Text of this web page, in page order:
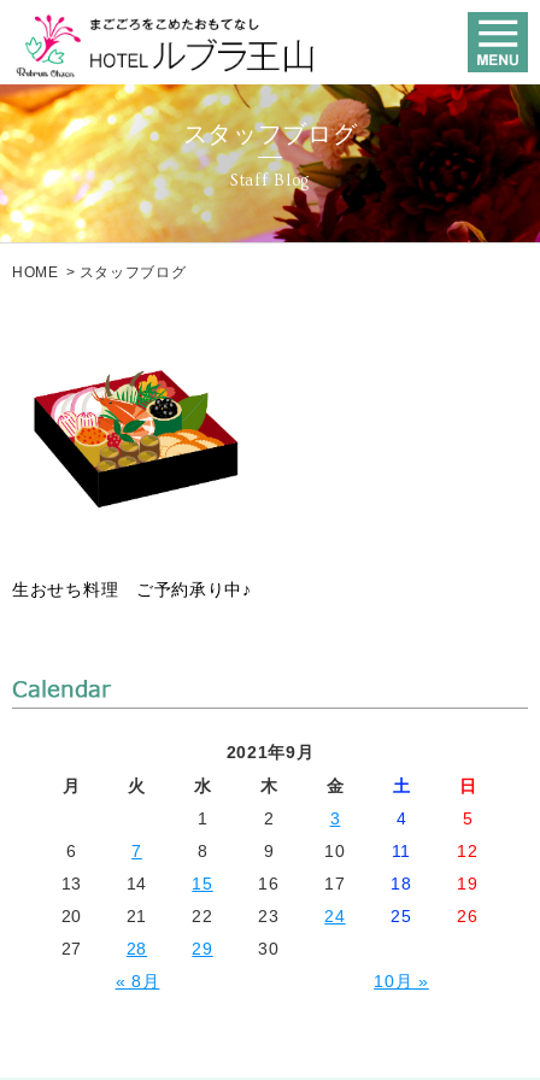
スタッフブログ
Staff Blog
HOME > スタッフブログ
生おせち料理 ご予約承り中♪
2021年9月
月
火 水 木 金 土 日
« 8月 10月 »
1 2 3 4
5
6
7 8 9 10 11
12
13
14 15 16 17 18
19
20
21 22 23 24 25
26
27
28 29 30